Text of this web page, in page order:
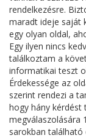
rendelkezésre.
maradt ideje saját
egy olyan oldal,
Egy ilyen nincs
találkoztam a
informatikai teszt
Érdekessége az
szerint rendezi a
hogy hány kérdést
megválaszolására
sarokban